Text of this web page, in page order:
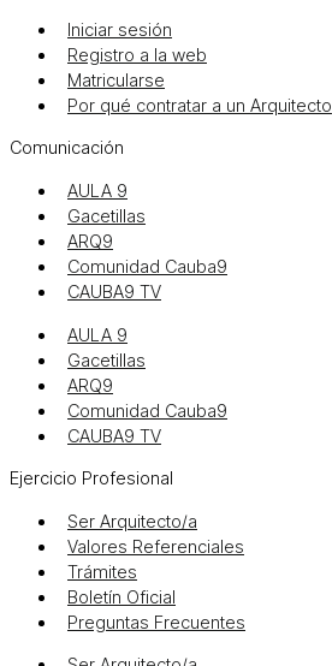
Iniciar sesión
Registro a la web
Matricularse
Por qué contratar a un Arquitecto
Comunicación
AULA 9
Gacetillas
ARQ9
Comunidad Cauba9
CAUBA9 TV
AULA 9
Gacetillas
ARQ9
Comunidad Cauba9
CAUBA9 TV
Ejercicio Profesional
Ser Arquitecto/a
Valores Referenciales
Trámites
Boletín Oficial
Preguntas Frecuentes